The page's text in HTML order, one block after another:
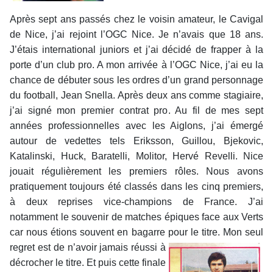
Après sept ans passés chez le voisin amateur, le Cavigal
de Nice, j’ai rejoint l’OGC Nice. Je n’avais que 18 ans.
J’étais international juniors et j’ai décidé de frapper à la
porte d’un club pro. A mon arrivée à l’OGC Nice, j’ai eu la
chance de débuter sous les ordres d’un grand personnage
du football, Jean Snella. Après deux ans comme stagiaire,
j’ai signé mon premier contrat pro. Au fil de mes sept
années professionnelles avec les Aiglons, j’ai émergé
autour de vedettes tels Eriksson, Guillou, Bjekovic,
Katalinski, Huck, Baratelli, Molitor, Hervé Revelli. Nice
jouait régulièrement les premiers rôles. Nous avons
pratiquement toujours été classés dans les cinq premiers,
à deux reprises vice-champions de France. J’ai
notamment le souvenir de matches épiques face aux Verts
car nous étions souvent en bagarre pour le titre. Mon seul
regret est den’avoir jamais réussi à
décrocher le titre. Et puis cette finale